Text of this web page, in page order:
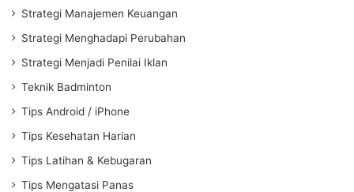
Strategi Manajemen Keuangan
Strategi Menghadapi Perubahan
Strategi Menjadi Penilai Iklan
Teknik Badminton
Tips Android / iPhone
Tips Kesehatan Harian
Tips Latihan & Kebugaran
Tips Mengatasi Panas